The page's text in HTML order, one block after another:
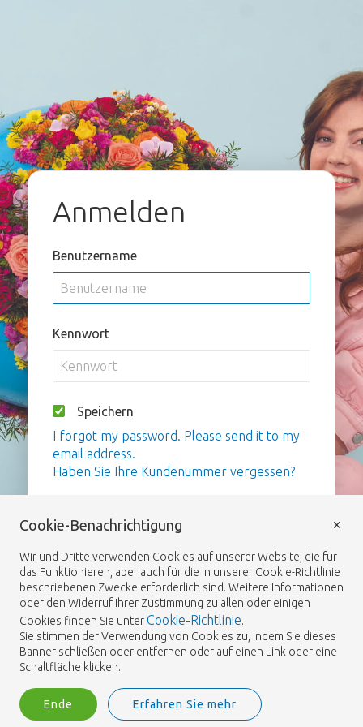
Anmelden
Benutzername
Kennwort
Speichern
I forgot my password. Please send it to my
email address.
Haben Sie Ihre Kundenummer vergessen?
Cookie-Benachrichtigung
Wir und Dritte verwenden Cookies auf unserer Website, die für
das Funktionieren, aber auch für die in unserer Cookie-Richtlinie
beschriebenen Zwecke erforderlich sind. Weitere Informationen
oder den Widerruf Ihrer Zustimmung zu allen oder einigen
Cookies finden Sie unterCookie-Richtlinie.
Sie stimmen der Verwendung von Cookies zu, indem Sie dieses
Banner schließen oder entfernen oder auf einen Link oder eine
Schaltfläche klicken.
Ende Erfahren Sie mehr
×